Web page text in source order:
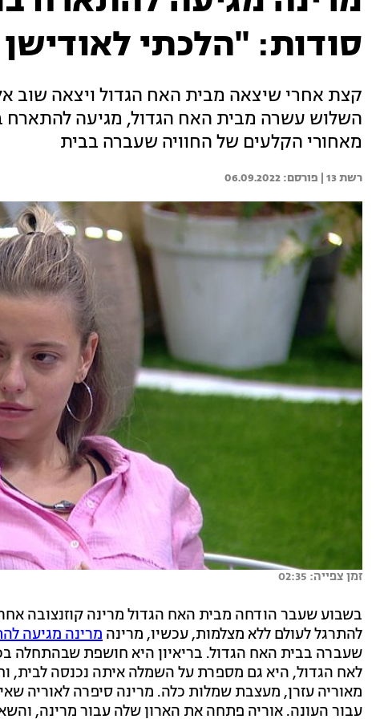
סודות: "הלכתי
קצת אחרי שיצאה מבית האח הגדול ויצאה שוב
השלוש עשרה מבית האח הגדול, מגיעה להתארח
מאחורי הקלעים של החוויה שעברה בבית
רשת 13 | 06.09.2022
זמן צפייה: 02:35
להתרגל לעולם ללא מצלמות, עכשיו, מרינה מרינה מגיעה
שעברה בבית האח הגדול. בריאיון היא חושפת שבהתחלה
לאח הגדול, היא גם מספרת על השמלה איתה נכנסה לבית,
מאוריה עזרן, מעצבת שמלות כלה. מרינה סיפרה לאוריה
עבור העונה. אוריה פתחה את הארון שלה עבור מרינה,